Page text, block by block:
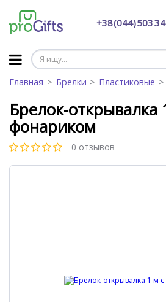
+38 (044) 503
Главная Брелки Пластиковые
Брелок-открывалка
фонариком
0 отзывов